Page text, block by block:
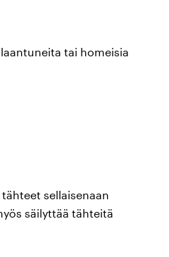
tai homeisia
sellaisenaan
säilyttää tähteitä